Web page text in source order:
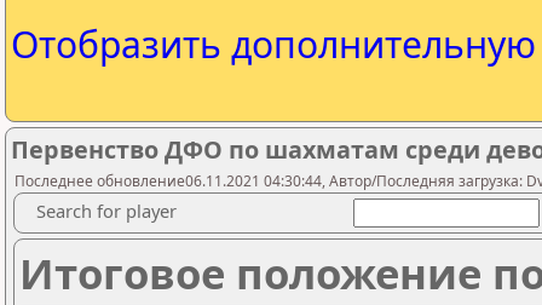
Отобразить
Первенство ДФО по шахматам среди
Последнее обновление06.11.2021 04:30:44, Автор/Последняя загрузка:
Search for player
Итоговое положение